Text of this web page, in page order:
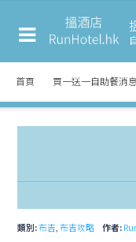
首頁 買一送一自助餐消息
類別:布吉 ,布吉攻略 作者: